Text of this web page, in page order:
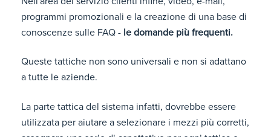
programmi promozionali e la creazione di una base di
conoscenze sulle FAQ - le domande più frequenti.
Queste tattiche non sono universali e non si adattano
a tutte le aziende.
La parte tattica del sistema infatti, dovrebbe essere
utilizzata per aiutare a selezionare i mezzi più corretti,